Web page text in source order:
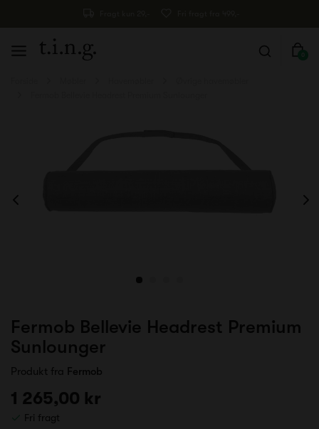
0
Fermob Bellevie Headrest Premium
Sunlounger
Produkt fra Fermob
1 265,00 kr
Fri fragt